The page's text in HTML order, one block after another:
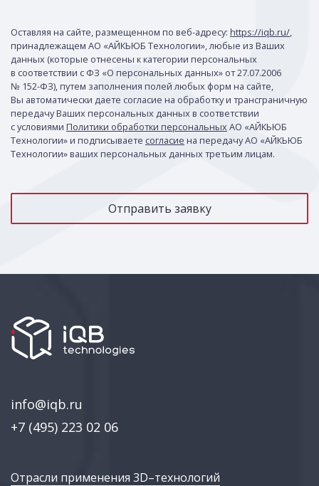
Оставляя на сайте, размещенном по веб-адресу: https://iqb.ru/,
принадлежащем АО «АЙКЬЮБ Технологии», любые из Ваших
данных (которые отнесены к категории персональных
в соответствии с ФЗ «О персональных данных» от 27.07.2006
№ 152-ФЗ), путем заполнения полей любых форм на сайте,
Вы автоматически даете согласие на обработку и трансграничную
передачу Ваших персональных данных в соответствии
с условиями Политики обработки персональныхАО «АЙКЬЮБ
Технологии» и подписываете согласие на передачу АО «АЙКЬЮБ
Технологии» ваших персональных данных третьим лицам.
info@iqb.ru
+7 (495) 223 02 06
Отрасли применения 3D–технологий